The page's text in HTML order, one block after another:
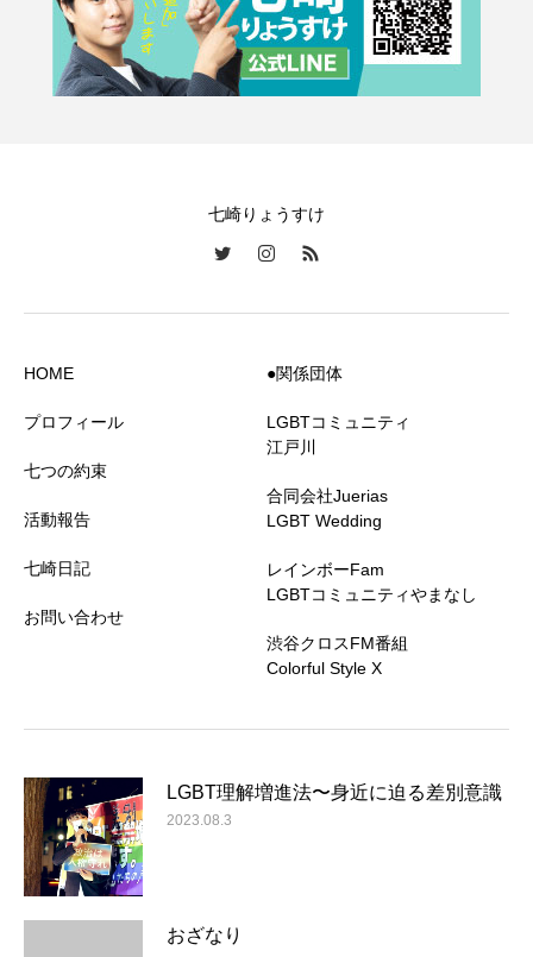
七崎りょうすけ
HOME
プロフィール
七つの約束
活動報告
七崎日記
お問い合わせ
●関係団体
LGBTコミュニティ
江戸川
合同会社Juerias
LGBT Wedding
レインボーFam
LGBTコミュニティやまなし
渋谷クロスFM番組
Colorful Style X
LGBT理解増進法〜身近に迫る差別意識
2023.08.3
おざなり